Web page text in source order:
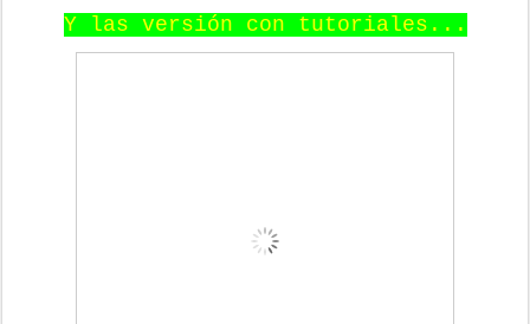
Y las versión con tutoriales...